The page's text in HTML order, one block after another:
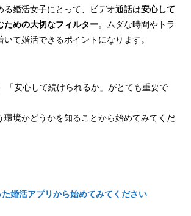
る婚活女子にとって、ビデオ通話は安心して
ための大切なフィルター。ムダな時間やトラ
て婚活できるポイントになります。
「安心して続けられるか」がとても重要で
環境かどうかを知ることから始めてみてくだ
婚活アプリから始めてみてください